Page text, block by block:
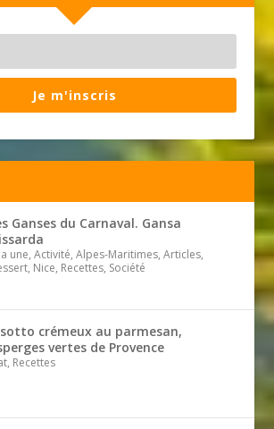
Je m'inscris
Ganses du Carnaval. Gansa
une, Activité, Alpes-Maritimes, Articles,
Nice, Recettes, Société
crémeux au parmesan,
vertes de Provence
Recettes